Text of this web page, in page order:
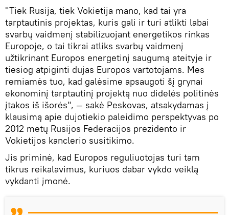
"Tiek Rusija, tiek Vokietija mano, kad tai yra
tarptautinis projektas, kuris gali ir turi atlikti labai
svarbų vaidmenį stabilizuojant energetikos rinkas
Europoje, o tai tikrai atliks svarbų vaidmenį
užtikrinant Europos energetinį saugumą ateityje ir
tiesiog atpiginti dujas Europos vartotojams. Mes
remiamės tuo, kad galėsime apsaugoti šį grynai
ekonominį tarptautinį projektą nuo didelės politinės
įtakos iš išorės", — sakė Peskovas, atsakydamas į
klausimą apie dujotiekio paleidimo perspektyvas po
2012 metų Rusijos Federacijos prezidento ir
Vokietijos kanclerio susitikimo.
Jis priminė, kad Europos reguliuotojas turi tam
tikrus reikalavimus, kuriuos dabar vykdo veiklą
vykdanti įmonė.